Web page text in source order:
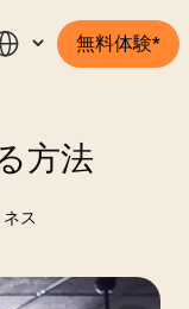
無料体験*
方法
ス